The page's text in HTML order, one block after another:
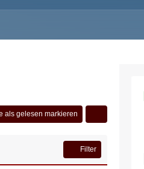
als gelesen markieren
Filter